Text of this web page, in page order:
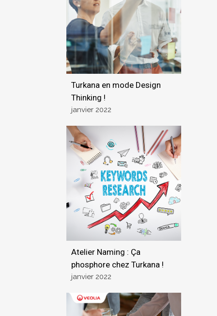
Voir l'actu
Turkana en mode Design
Thinking !
janvier 2022
Voir l'actu
Atelier Naming : Ça
phosphore chez Turkana !
janvier 2022